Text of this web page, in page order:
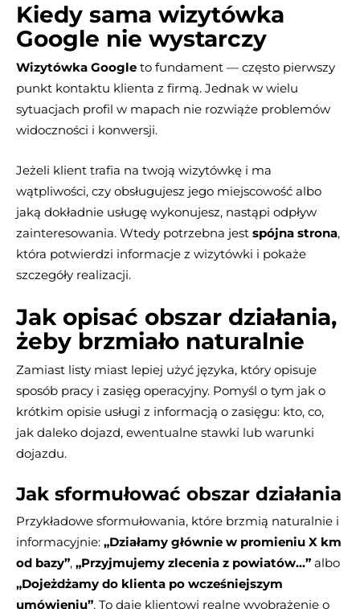
Kiedy sama wizytówka
Google nie wystarczy
Wizytówka Google to fundament — często pierwszy
punkt kontaktu klienta z firmą. Jednak w wielu
sytuacjach profil w mapach nie rozwiąże problemów
widoczności i konwersji.
Jeżeli klient trafia na twoją wizytówkę i ma
wątpliwości, czy obsługujesz jego miejscowość albo
jaką dokładnie usługę wykonujesz, nastąpi odpływ
zainteresowania. Wtedy potrzebna jest spójna strona,
która potwierdzi informacje z wizytówki i pokaże
szczegóły realizacji.
Jak opisać obszar działania,
żeby brzmiało naturalnie
Zamiast listy miast lepiej użyć języka, który opisuje
sposób pracy i zasięg operacyjny. Pomyśl o tym jak o
krótkim opisie usługi z informacją o zasięgu: kto, co,
jak daleko dojazd, ewentualne stawki lub warunki
dojazdu.
Jak sformułować obszar działania
Przykładowe sformułowania, które brzmią naturalnie i
informacyjnie: „Działamy głównie w promieniu X km
od bazy”, „Przyjmujemy zlecenia z powiatów…” albo
„Dojeżdżamy do klienta po wcześniejszym
umówieniu”. To daje klientowi realne wyobrażenie o